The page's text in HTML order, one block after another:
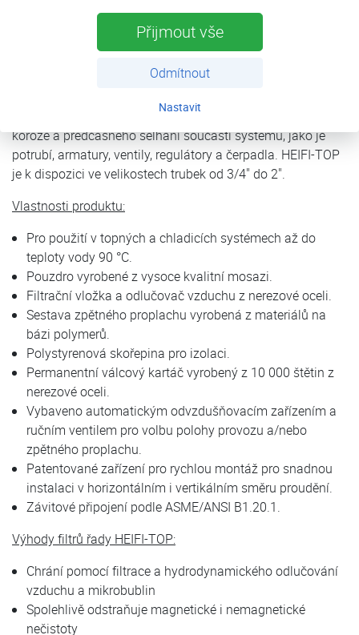
Přijmout vše
Odmítnout
Nastavit
HEIFI-TOP je šetrný k životnímu prostředí a snadno se
Pravidelné zpětné proplachování eliminuje zachycené
funkce. Výsledek? Zlepšený přenos tepla, snížené riziko
koroze a předčasného selhání součástí systému, jako je
potrubí, armatury, ventily, regulátory a čerpadla. HEIFI-TOP
je k dispozici ve velikostech trubek od 3/4" do 2".
Vlastnosti produktu:
Pro použití v topných a chladicích systémech až do
teploty vody 90 °C.
Pouzdro vyrobené z vysoce kvalitní mosazi.
Filtrační vložka a odlučovač vzduchu z nerezové oceli.
Sestava zpětného proplachu vyrobená z materiálů na
bázi polymerů.
Polystyrenová skořepina pro izolaci.
Permanentní válcový kartáč vyrobený z 10 000 štětin z
nerezové oceli.
Vybaveno automatickým odvzdušňovacím zařízením a
ručním ventilem pro volbu polohy provozu a/nebo
zpětného proplachu.
Patentované zařízení pro rychlou montáž pro snadnou
instalaci v horizontálním i vertikálním směru proudění.
Závitové připojení podle ASME/ANSI B1.20.1.
Výhody filtrů řady HEIFI-TOP:
Chrání pomocí filtrace a hydrodynamického odlučování
vzduchu a mikrobublin
Spolehlivě odstraňuje magnetické i nemagnetické
nečistoty